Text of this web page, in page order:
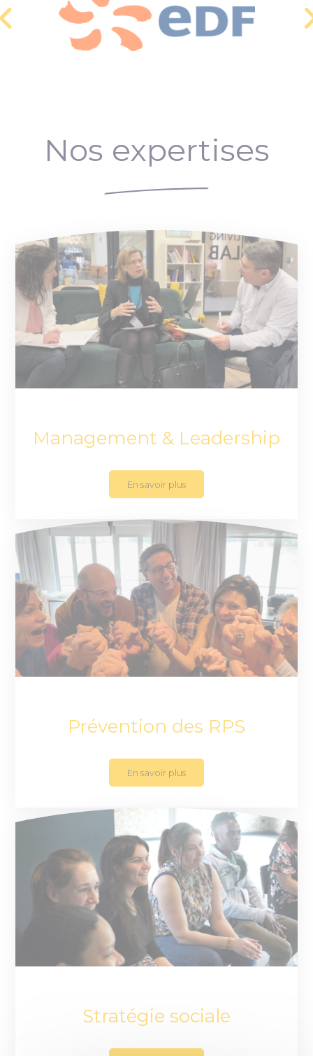
Nos expertises
Management & Leadership
En savoir plus
Prévention des RPS
En savoir plus
Stratégie sociale